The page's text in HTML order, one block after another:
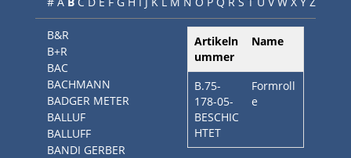
B&R
B+R
BAC
BACHMANN
BADGER METER
BALLUF
BALLUFF
BANDI GERBER
Artikeln
ummer
Name
B.75-
178-05-
BESCHIC
HTET
Formroll
e